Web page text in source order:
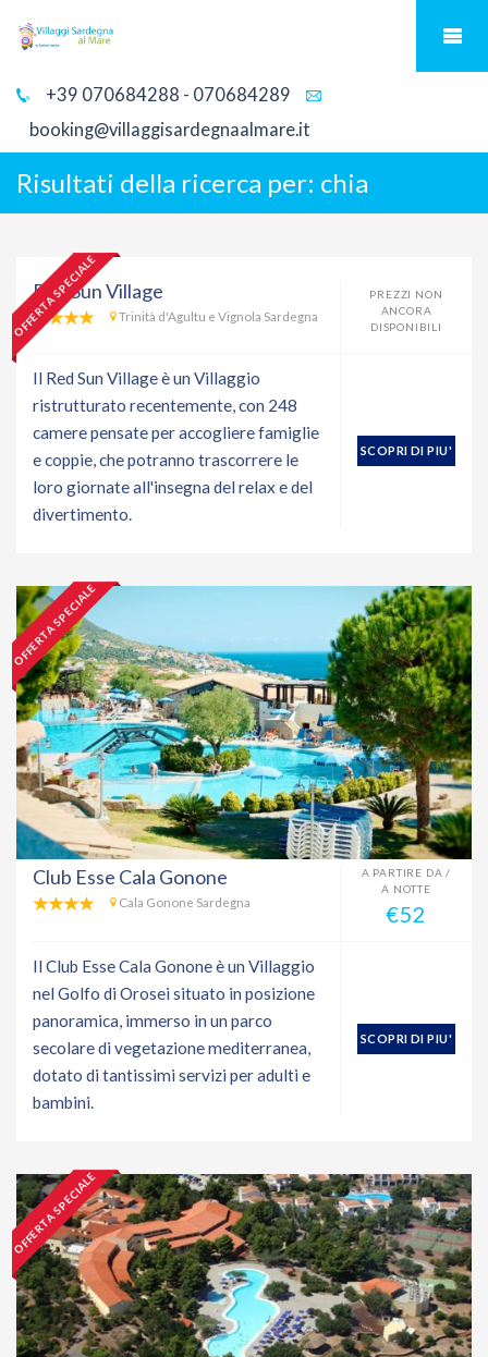
+39 070684288 - 070684289
booking@villaggisardegnaalmare.it
Risultati della ricerca per: chia
OFFERTA SPECIALE
Red Sun Village
Trinità d'Agultu e Vignola Sardegna
PREZZI NON
ANCORA
DISPONIBILI
Il Red Sun Village è un Villaggio
ristrutturato recentemente, con 248
camere pensate per accogliere famiglie
e coppie, che potranno trascorrere le
loro giornate all'insegna del relax e del
divertimento.
SCOPRI DI PIU'
OFFERTA SPECIALE
Club Esse Cala Gonone
Cala Gonone Sardegna
A PARTIRE DA /
A NOTTE
€52
Il Club Esse Cala Gonone è un Villaggio
nel Golfo di Orosei situato in posizione
panoramica, immerso in un parco
secolare di vegetazione mediterranea,
dotato di tantissimi servizi per adulti e
bambini.
SCOPRI DI PIU'
OFFERTA SPECIALE